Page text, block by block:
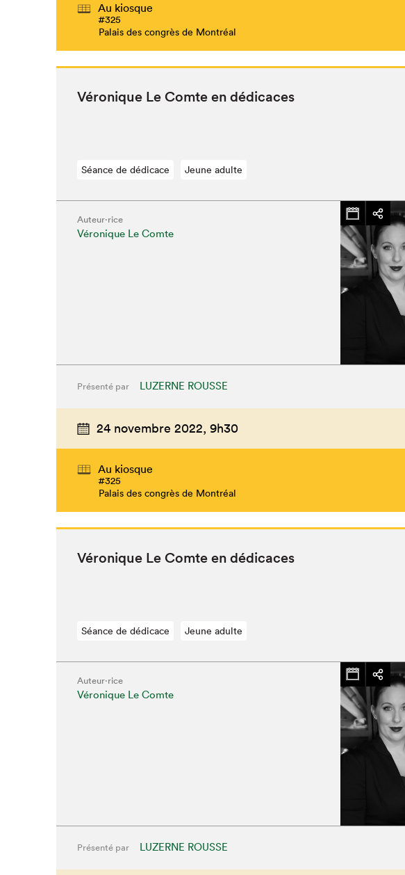
Que cherchez-
Au kiosque
#325
Palais des congrès de Montréal
Véronique Le Comte en dédicaces
Séance de dédicace Jeune adulte
Auteur·rice
Véronique Le Comte
Présenté par LUZERNE ROUSSE
24 novembre 2022, 9h30
Au kiosque
#325
Palais des congrès de Montréal
Véronique Le Comte en dédicaces
Séance de dédicace Jeune adulte
Auteur·rice
Véronique Le Comte
Présenté par LUZERNE ROUSSE